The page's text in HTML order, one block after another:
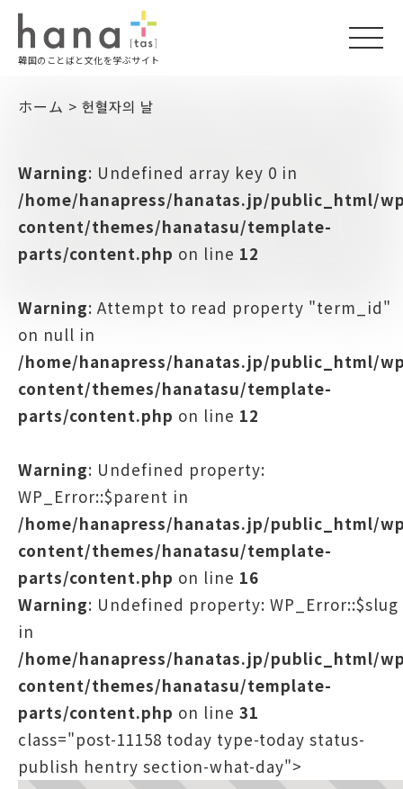
韓国のことばと文化を学ぶサイト
ホーム > 헌혈자의 날
Warning: Undefined array key 0 in
/home/hanapress/hanatas.jp/public_html/
content/themes/hanatasu/template-
parts/content.php on line 12
Warning: Attempt to read property "term_id"
on null in
/home/hanapress/hanatas.jp/public_html/
content/themes/hanatasu/template-
parts/content.php on line 12
Warning: Undefined property:
WP_Error::$parent in
/home/hanapress/hanatas.jp/public_html/
content/themes/hanatasu/template-
parts/content.php on line 16
Warning: Undefined property: WP_Error::$slug
in
/home/hanapress/hanatas.jp/public_html/
content/themes/hanatasu/template-
parts/content.php on line 31
class="post-11158 today type-today status-
publish hentry section-what-day">